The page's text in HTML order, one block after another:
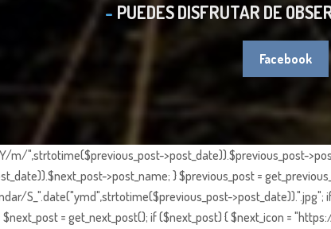
PUEDES DISFRUTAR DE
Facebook
m/",strtotime($previous_post->post_date)).$previous_post-
>post_name; } $previous_post =
S_".date("ymd",strtotime($previous_post-
= get_next_post(); if ($next_post) { $next_icon =